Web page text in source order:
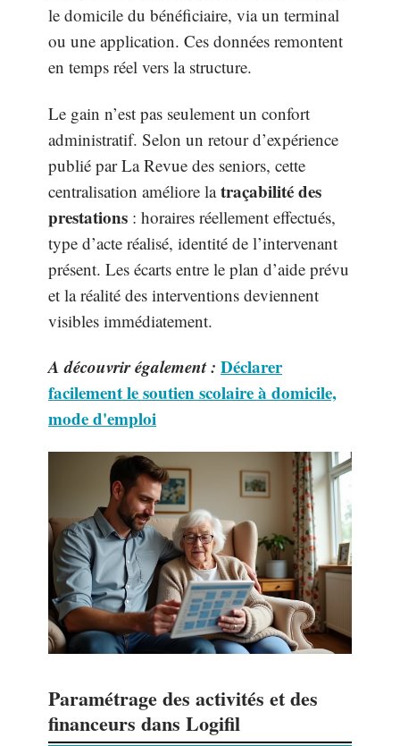
le domicile du bénéficiaire, via un terminal
ou une application. Ces données remontent
en temps réel vers la structure.
Le gain n’est pas seulement un confort
administratif. Selon un retour d’expérience
publié par La Revue des seniors, cette
centralisation améliore latraçabilité des
prestations : horaires réellement effectués,
type d’acte réalisé, identité de l’intervenant
présent. Les écarts entre le plan d’aide prévu
et la réalité des interventions deviennent
visibles immédiatement.
A découvrir également : Déclarer
facilement le soutien scolaire à domicile,
mode d'emploi
Paramétrage des activités et des
financeurs dans Logifil